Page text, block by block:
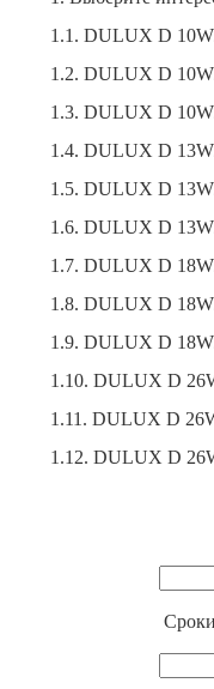
1.1. DULUX D
1.2. DULUX D
1.3. DULUX D
1.4. DULUX D
1.5. DULUX D
1.6. DULUX D
1.7. DULUX D
1.8. DULUX D
1.9. DULUX D
1.10. DULUX D
1.11. DULUX D
1.12. DULUX D